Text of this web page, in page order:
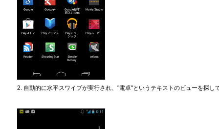
2. 自動的に水平スワイプが実行され、"電卓"というテキストのビューを探し